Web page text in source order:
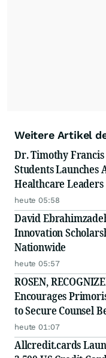
Weitere Artikel
Dr. Timothy
Students
Healthcare Leaders
heute 05:58
David
Innovation
Nationwide
heute 05:57
ROSEN,
Encourages
to Secure Counsel
Securities Class
heute 01:07
Allcredit.cards